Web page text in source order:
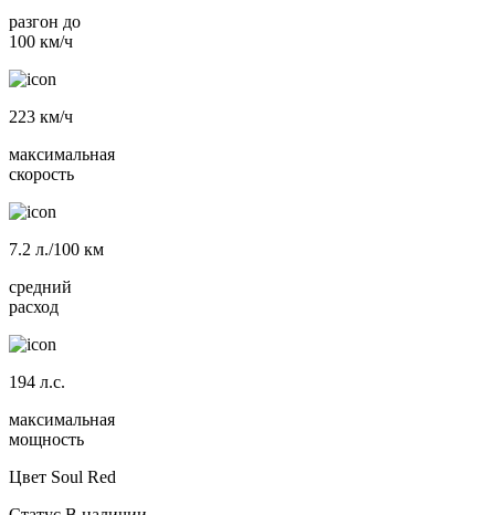
разгон до
100 км/ч
223 км/ч
максимальная
скорость
7.2 л./100 км
средний
расход
194 л.с.
максимальная
мощность
Цвет Soul Red